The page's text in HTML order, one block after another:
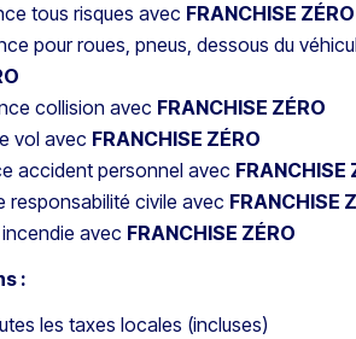
tous risques avec FRANCHISE ZÉRO
pour roues, pneus, dessous du
collision avec FRANCHISE ZÉRO
vol avec FRANCHISE ZÉRO
accident personnel avec FRANCHISE
responsabilité civile avec FRANCHISE
avec FRANCHISE ZÉRO
:
les taxes locales (incluses)